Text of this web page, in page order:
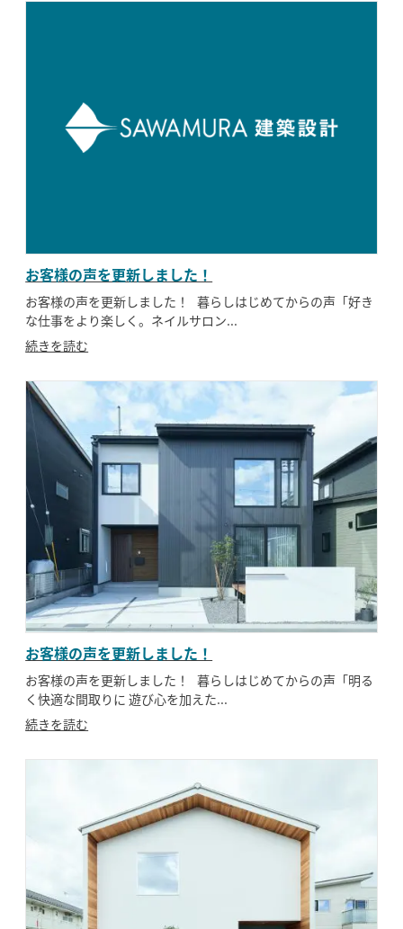
お客様の声を更新しました！
お客様の声を更新しました！ 暮らしはじめてからの声「好き
な仕事をより楽しく。ネイルサロン...
続きを読む
お客様の声を更新しました！
お客様の声を更新しました！ 暮らしはじめてからの声「明る
く快適な間取りに 遊び心を加えた...
続きを読む